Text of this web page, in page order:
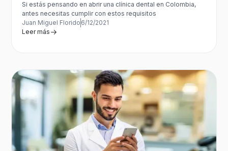
Si estás pensando en abrir una clínica dental en Colombia,
antes necesitas cumplir con estos requisitos
Juan Miguel Florido 6/12/2021
Leer más